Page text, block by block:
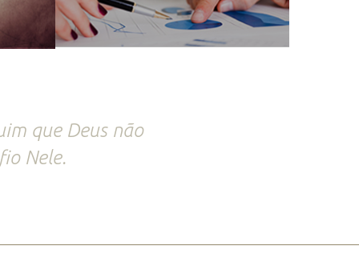
que Deus não
Nele.